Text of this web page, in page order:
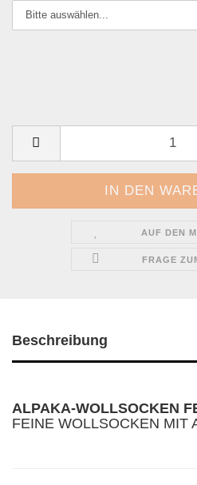
AUF DEN
FRAGE
Beschreibung
ALPAKA-WOLLSOCKEN
FEINE WOLLSOCKEN MIT